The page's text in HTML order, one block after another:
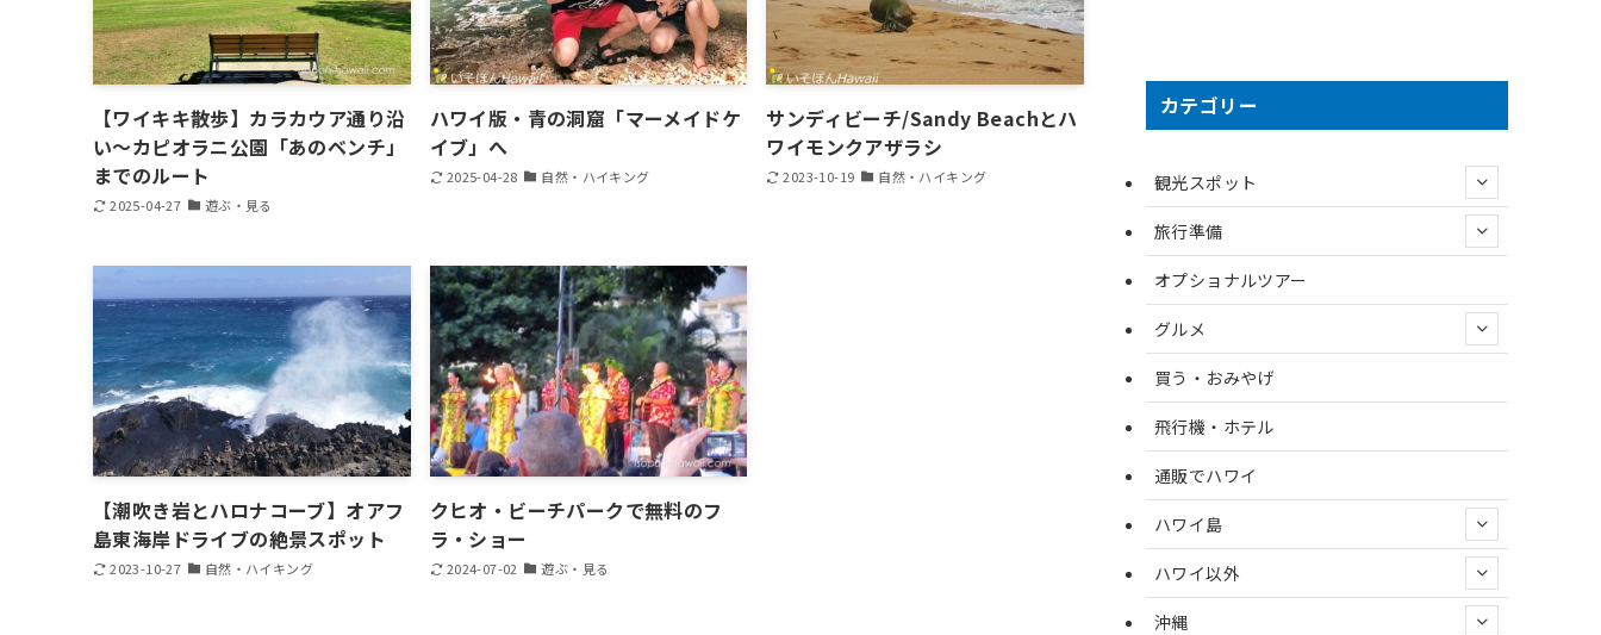
【ワイキキ散歩】カラカウア通り沿
い～カピオラニ公園「あのベンチ」
までのルート
2025-04-27 遊ぶ・見る
ハワイ版・青の洞窟「マーメイドケ
イブ」へ
2025-04-28 自然・ハイキング
サンディビーチ/Sandy Beachとハ
ワイモンクアザラシ
2023-10-19 自然・ハイキング
【潮吹き岩とハロナコーブ】オアフ
島東海岸ドライブの絶景スポット
2023-10-27 自然・ハイキング
クヒオ・ビーチパークで無料のフ
ラ・ショー
2024-07-02 遊ぶ・見る
カテゴリー
観光スポット
旅行準備
オプショナルツアー
グルメ
買う・おみやげ
飛行機・ホテル
通販でハワイ
ハワイ島
ハワイ以外
沖縄